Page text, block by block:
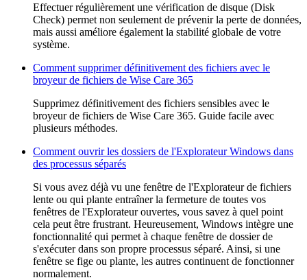
Effectuer régulièrement une vérification de disque (Disk
Check) permet non seulement de prévenir la perte de données,
mais aussi améliore également la stabilité globale de votre
système.
Comment supprimer définitivement des fichiers avec le
broyeur de fichiers de Wise Care 365
Supprimez définitivement des fichiers sensibles avec le
broyeur de fichiers de Wise Care 365. Guide facile avec
plusieurs méthodes.
Comment ouvrir les dossiers de l'Explorateur Windows dans
des processus séparés
Si vous avez déjà vu une fenêtre de l'Explorateur de fichiers
lente ou qui plante entraîner la fermeture de toutes vos
fenêtres de l'Explorateur ouvertes, vous savez à quel point
cela peut être frustrant. Heureusement, Windows intègre une
fonctionnalité qui permet à chaque fenêtre de dossier de
s'exécuter dans son propre processus séparé. Ainsi, si une
fenêtre se fige ou plante, les autres continuent de fonctionner
normalement.